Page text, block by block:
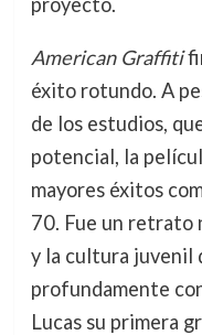
American Graffiti
éxito rotundo. A
de los estudios,
potencial, la
mayores éxitos
70. Fue un retrato
y la cultura juvenil
profundamente
Lucas su primera